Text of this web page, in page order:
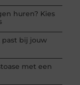
huren? Kies
bij jouw
met een